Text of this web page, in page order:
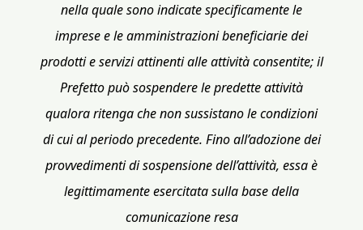
nella quale sono indicate specificamente le
imprese e le amministrazioni beneficiarie dei
prodotti e servizi attinenti alle attività consentite; il
Prefetto può sospendere le predette attività
qualora ritenga che non sussistano le condizioni
di cui al periodo precedente. Fino all’adozione dei
provvedimenti di sospensione dell’attività, essa è
legittimamente esercitata sulla base della
comunicazione resa